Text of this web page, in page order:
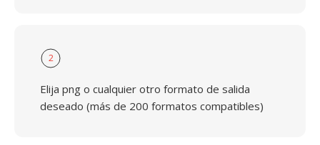
2
Elija png o cualquier otro formato de salida
deseado (más de 200 formatos compatibles)